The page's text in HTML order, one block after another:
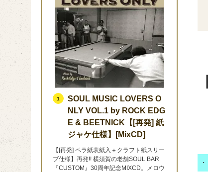
1
SOUL MUSIC LOVERS O
NLY VOL.1 by ROCK EDG
E & BEETNICK【[再発] 紙
ジャケ仕様】[MixCD]
【[再発] ペラ紙表紙入＋クラフト紙スリー
ブ仕様】再発!! 横須賀の老舗SOUL BAR
『CUSTOM』30周年記念MIXCD。メロウ